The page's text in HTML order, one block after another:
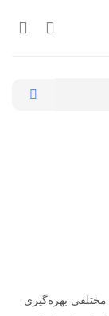
مختلفی بهره‌گیری